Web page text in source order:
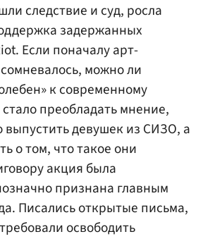
следствие и суд, росла
задержанных
Если поначалу арт-
можно ли
к современному
стало преобладать мнение,
выпустить девушек из СИЗО, а
о том, что такое они
акция была
признана главным
Писались открытые письма,
освободить